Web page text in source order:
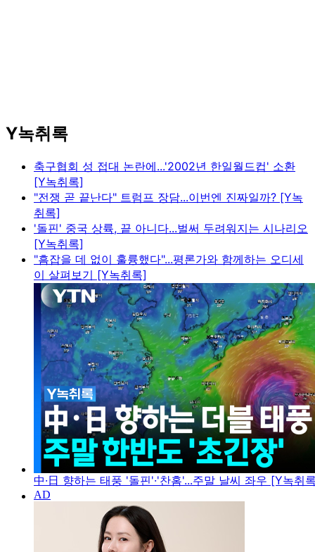
Y녹취록
축구협회 성 접대 논란에...'2002년 한일월드컵' 소환
[Y녹취록]
"전쟁 곧 끝난다" 트럼프 장담...이번엔 진짜일까? [Y녹
취록]
'돌핀' 중국 상륙, 끝 아니다...벌써 두려워지는 시나리오
[Y녹취록]
"흠잡을 데 없이 훌륭했다"...평론가와 함께하는 오디세
이 살펴보기 [Y녹취록]
中·日 향하는 태풍 '돌핀'·'찬홈'...주말 날씨 좌우 [Y녹취